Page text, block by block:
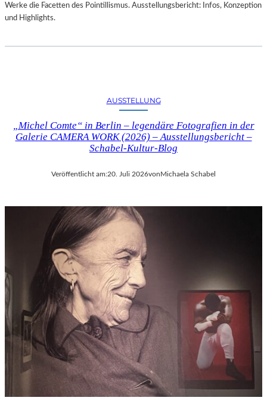
Werke die Facetten des Pointillismus. Ausstellungsbericht: Infos, Konzeption
und Highlights.
AUSSTELLUNG
„Michel Comte“ in Berlin – legendäre Fotografien in der
Galerie CAMERA WORK (2026) – Ausstellungsbericht –
Schabel-Kultur-Blog
Veröffentlicht am:20. Juli 2026vonMichaela Schabel